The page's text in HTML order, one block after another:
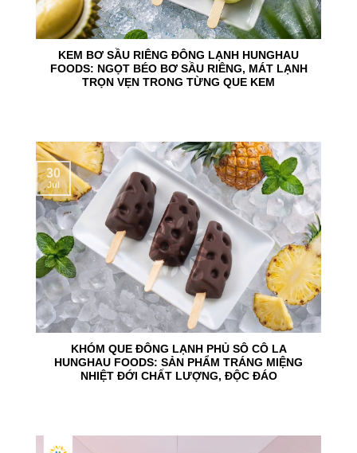
KEM BƠ SẦU RIÊNG ĐÔNG LẠNH HUNGHAU
FOODS: NGỌT BÉO BƠ SẦU RIÊNG, MÁT LẠNH
TRỌN VẸN TRONG TỪNG QUE KEM
KHÓM QUE ĐÔNG LẠNH PHỦ SÔ CÔ LA
HUNGHAU FOODS: SẢN PHẨM TRÁNG MIỆNG
NHIỆT ĐỚI CHẤT LƯỢNG, ĐỘC ĐÁO
30
Jul